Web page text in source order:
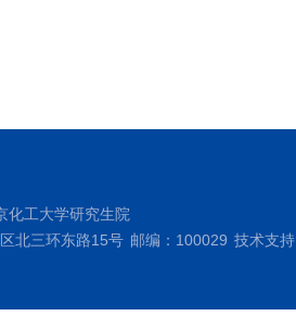
化工大学研究生院
北三环东路15号 邮编：100029 技术支